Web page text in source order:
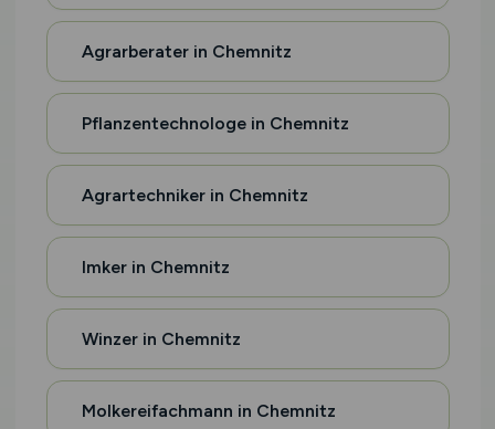
Agrarberater in Chemnitz
Pflanzentechnologe in Chemnitz
Agrartechniker in Chemnitz
Imker in Chemnitz
Winzer in Chemnitz
Molkereifachmann in Chemnitz